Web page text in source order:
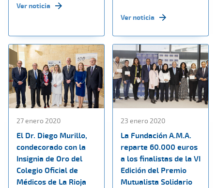
Ver noticia
Ver noticia
27 enero 2020
El Dr. Diego Murillo,
condecorado con la
Insignia de Oro del
Colegio Oficial de
Médicos de La Rioja
23 enero 2020
La Fundación A.M.A.
reparte 60.000 euros
a los finalistas de la VI
Edición del Premio
Mutualista Solidario